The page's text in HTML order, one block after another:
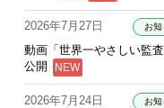
2026年7月27日 お知
動画「世界一やさしい監
公開
2026年7月24日 お知